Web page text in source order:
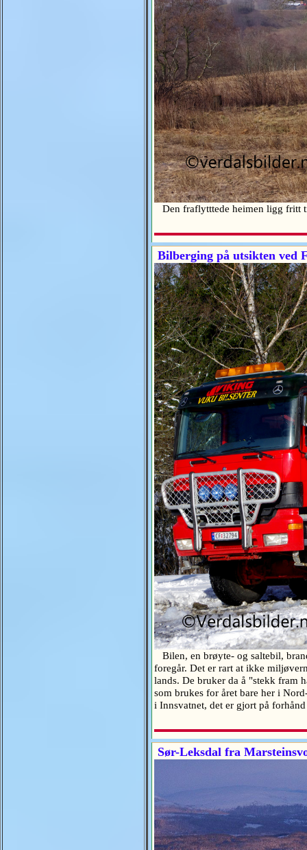
Den fraflytttede heimen ligg
Bilberging på utsikten ved
Bilen, en brøyte- og saltebil,
foregår. Det er rart at ikke
lands. De bruker da å "stekk fram
som brukes for året bare her i
i Innsvatnet, det er gjort på
Sør-Leksdal fra